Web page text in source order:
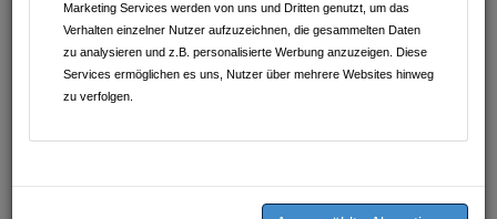
Marketing Services werden von uns und Dritten genutzt, um das
Verhalten einzelner Nutzer aufzuzeichnen, die gesammelten Daten
zu analysieren und z.B. personalisierte Werbung anzuzeigen. Diese
Services ermöglichen es uns, Nutzer über mehrere Websites hinweg
zu verfolgen.